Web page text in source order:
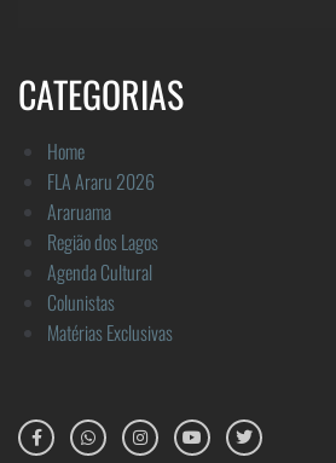
CATEGORIAS
Home
FLA Araru 2026
Araruama
Região dos Lagos
Agenda Cultural
Colunistas
Matérias Exclusivas